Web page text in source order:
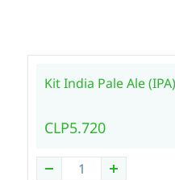
Kit India Pale Ale
CLP5.720